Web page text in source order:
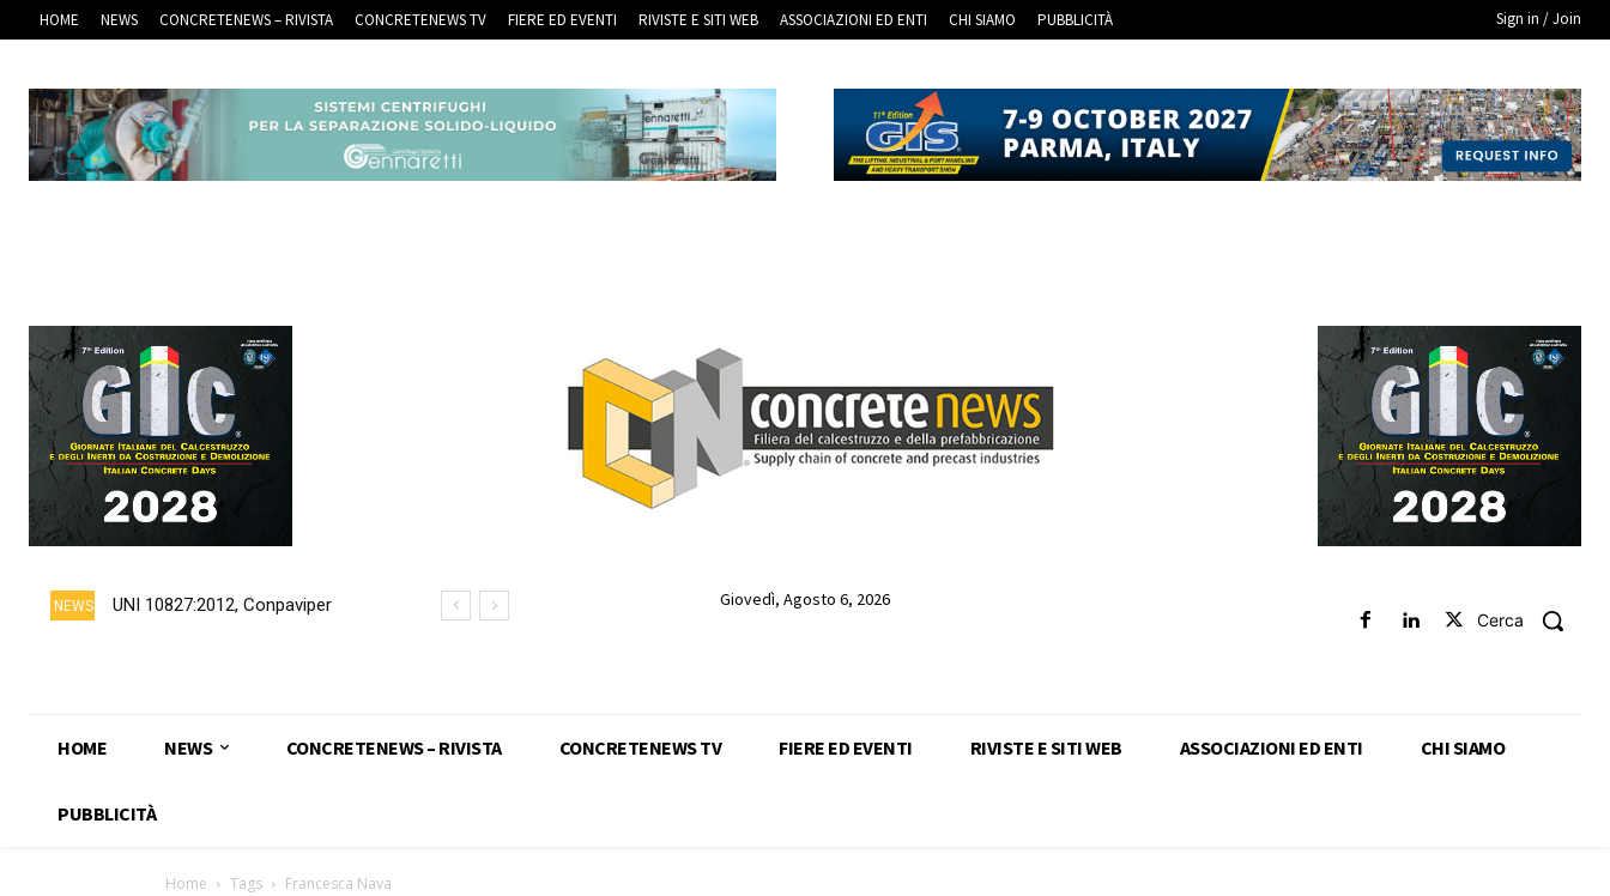
HOME NEWS CONCRETENEWS – RIVISTA CONCRETENEWS TV FIERE ED EVENTI RIVISTE E SITI WEB ASSOCIAZIONI ED ENTI CHI SIAMO PUBBLICITÀ Sign in / Join
NEWS
UNI 10827:2012, Conpaviper
Giovedì, Agosto 6, 2026
Cerca
HOME NEWS CONCRETENEWS – RIVISTA CONCRETENEWS TV FIERE ED EVENTI RIVISTE E SITI WEB ASSOCIAZIONI ED ENTI CHI SIAMO
PUBBLICITÀ
Home Tags Francesca Nava